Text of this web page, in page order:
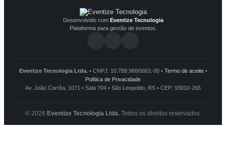
Desenvolvido com Eventize Tecnologia
Plataforma para gestão de eventos.
Eventize Tecnologia Ltda.• CNPJ: 10.789.968/0001-00 • Termo de aceite•
Política de Privacidade
Av. João Corrêa, 1071 • Sala 704 • São Leopoldo, RS • CEP: 93010-265
© 2026 Eventize Tecnologia Ltda.Todos os direitos reservados.